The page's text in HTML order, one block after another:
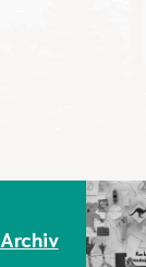
Archiv